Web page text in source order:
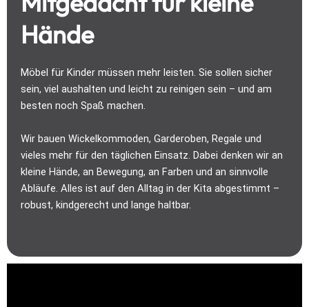
Hände
Möbel für Kinder müssen mehr leisten. Sie sollen sicher
sein, viel aushalten und leicht zu reinigen sein – und am
besten noch Spaß machen.
Wir bauen Wickelkommoden, Garderoben, Regale und
vieles mehr für den täglichen Einsatz. Dabei denken wir an
kleine Hände, an Bewegung, an Farben und an sinnvolle
Abläufe. Alles ist auf den Alltag in der Kita abgestimmt –
robust, kindgerecht und lange haltbar.